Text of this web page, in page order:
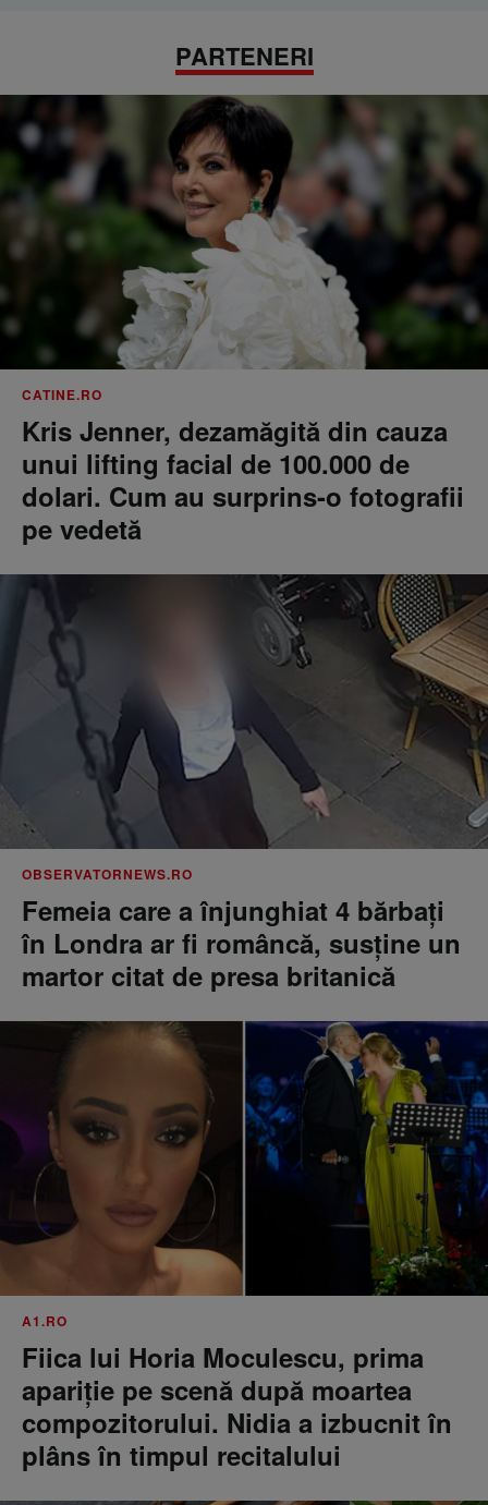
PARTENERI
CATINE.RO
Kris Jenner, dezamăgită din cauza
unui lifting facial de 100.000 de
dolari. Cum au surprins-o fotografii
pe vedetă
OBSERVATORNEWS.RO
Femeia care a înjunghiat 4 bărbați
în Londra ar fi româncă, susţine un
martor citat de presa britanică
A1.RO
Fiica lui Horia Moculescu, prima
apariție pe scenă după moartea
compozitorului. Nidia a izbucnit în
plâns în timpul recitalului